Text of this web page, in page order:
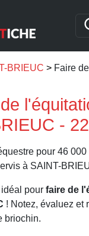
BRIEUC Faire
-
pour 46
à SAINT-
pour faire de
! Notez, évaluez et
briochin.